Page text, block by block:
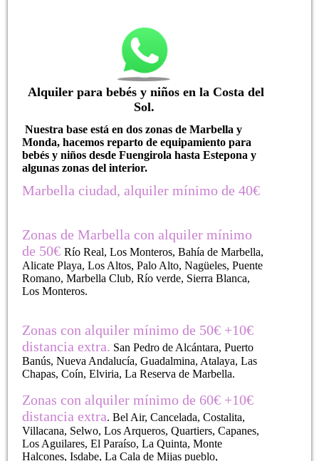
Alquiler para bebés y niños en la Costa del
Sol.
Nuestra base está en dos zonas deMarbella y
Monda, hacemos reparto de equipamiento para
bebés y niños desde Fuengirola hasta Estepona y
algunas zonas del interior.
Marbella ciudad, alquiler mínimo de 40€
Zonas de Marbella con alquiler mínimo
de 50€Río Real, Los Monteros, Bahía de Marbella,
Alicate Playa, Los Altos, Palo Alto, Nagüeles, Puente
Romano, Marbella Club, Río verde, Sierra Blanca,
Los Monteros.
Zonas con alquiler mínimo de 50€ +10€
distancia extra. San Pedro de Alcántara, Puerto
Banús, Nueva Andalucía, Guadalmina, Atalaya, Las
Chapas, Coín, Elviria, La Reserva de Marbella.
Zonas con alquiler mínimo de 60€ +10€
distancia extra. Bel Air, Cancelada, Costalita,
Villacana, Selwo, Los Arqueros, Quartiers, Capanes,
Los Aguilares, El Paraíso, La Quinta, Monte
Halcones, Isdabe, La Cala de Mijas pueblo,